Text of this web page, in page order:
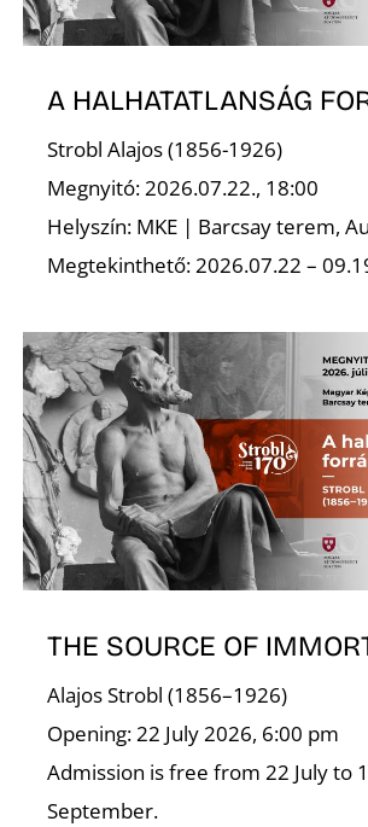
A HALHATATLANSÁG
Strobl Alajos (1856-1926)
Megnyitó: 2026.07.22., 18:00
Helyszín: MKE | Barcsay terem,
Megtekinthető: 2026.07.22 –
THE SOURCE OF
Alajos Strobl (1856–1926)
Opening: 22 July 2026, 6:00 pm
Admission is free from 22 July to
September.